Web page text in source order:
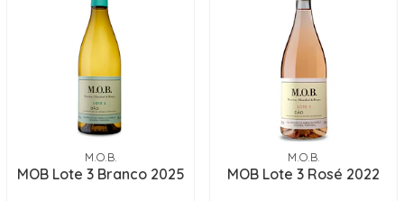
M.O.B.
MOB Lote 3 Branco 2025
M.O.B.
MOB Lote 3 Rosé 2022